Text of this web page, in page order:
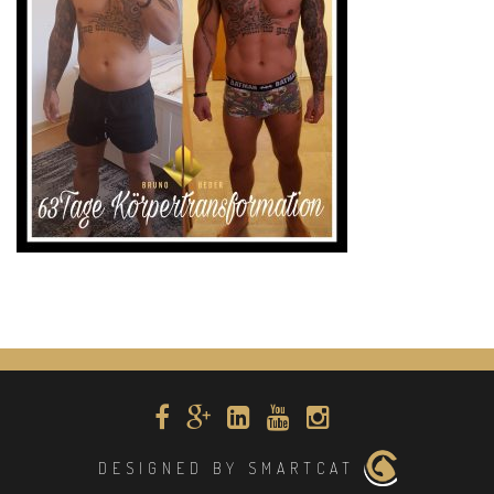
DESIGNED BY SMARTCAT